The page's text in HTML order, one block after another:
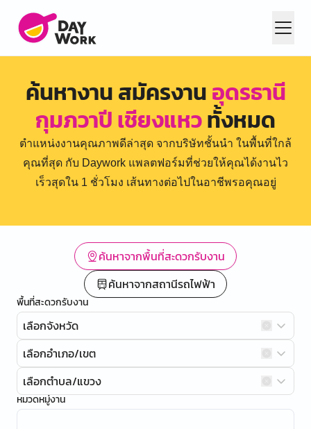
ค้นหางาน สมัครงานอุดรธานี
กุมภวาปี เชียงแหวทั้งหมด
ตำแหน่งงานคุณภาพดีล่าสุด จากบริษัทชั้นนำ ในพื้นที่ใกล้
คุณที่สุด กับ Daywork แพลตฟอร์มที่ช่วยให้คุณได้งานไว
เร็วสุดใน 1 ชั่วโมง เส้นทางต่อไปในอาชีพรอคุณอยู่
ค้นหาจากพื้นที่สะดวกรับงาน
ค้นหาจากสถานีรถไฟฟ้า
พื้นที่สะดวกรับงาน
เลือกจังหวัด
เลือกอำเภอ/เขต
เลือกตำบล/แขวง
หมวดหมู่งาน